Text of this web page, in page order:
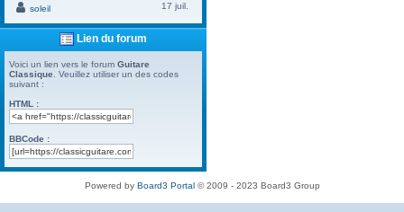
soleil
17 juil.
Lien du forum
Voici un lien vers le forum Guitare
Classique . Veuillez utiliser un des codes
suivant :
HTML :
BBCode :
Powered by Board3 Portal© 2009 - 2023 Board3 Group